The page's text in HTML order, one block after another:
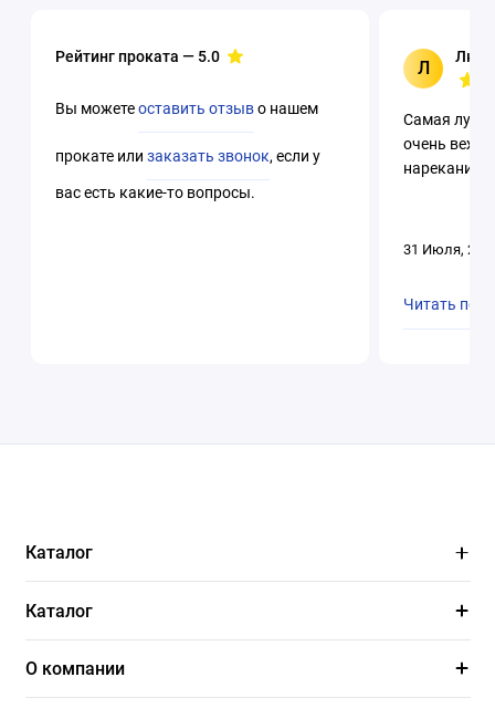
Рейтинг проката — 5.0
Вы можетеоставить отзыво нашем
прокате илизаказать звонок, если у
вас есть какие-то вопросы.
Л
Самая
очень
нареканий.
31 Июля,
Читать
Каталог
Каталог
О компании